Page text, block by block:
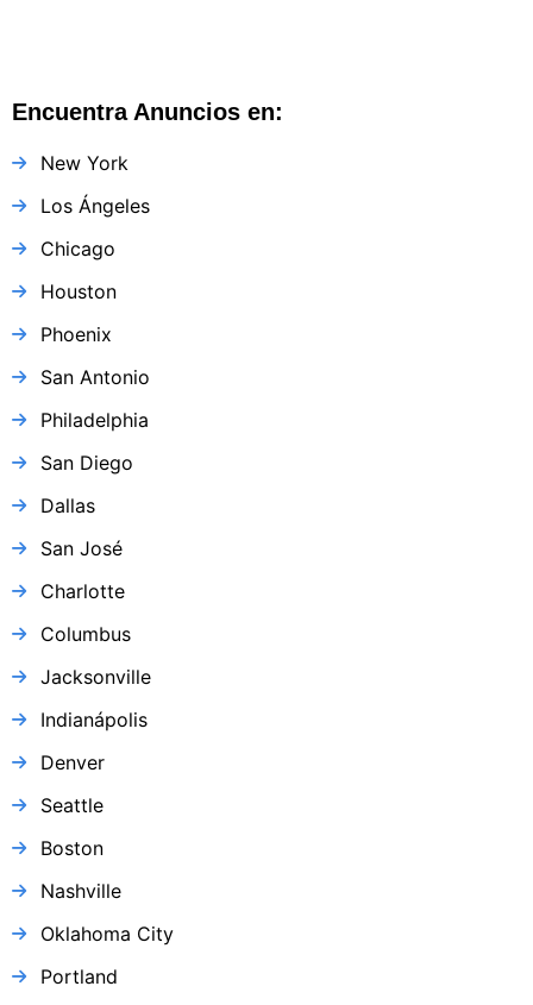
Encuentra Anuncios en:
New York
Los Ángeles
Chicago
Houston
Phoenix
San Antonio
Philadelphia
San Diego
Dallas
San José
Charlotte
Columbus
Jacksonville
Indianápolis
Denver
Seattle
Boston
Nashville
Oklahoma City
Portland